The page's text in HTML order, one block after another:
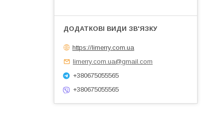
https://limerry.com.ua
limerry.com.ua@gmail.com
+380675055565
+380675055565